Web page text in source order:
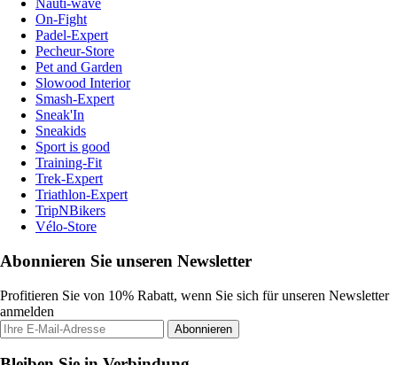
Nauti-wave
On-Fight
Padel-Expert
Pecheur-Store
Pet and Garden
Slowood Interior
Smash-Expert
Sneak'In
Sneakids
Sport is good
Training-Fit
Trek-Expert
Triathlon-Expert
TripNBikers
Vélo-Store
Abonnieren Sie unseren Newsletter
Profitieren Sie von 10% Rabatt, wenn Sie sich für unseren Newsletter
anmelden
Abonnieren